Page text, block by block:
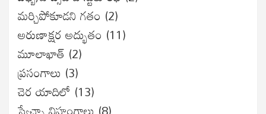
మర్చిపోకూడని గతం (2)
అరుణాక్షర అద్భుతం (11)
మూలాఖాత్ (2)
ప్రసంగాలు (3)
చెర యాదిలో (13)